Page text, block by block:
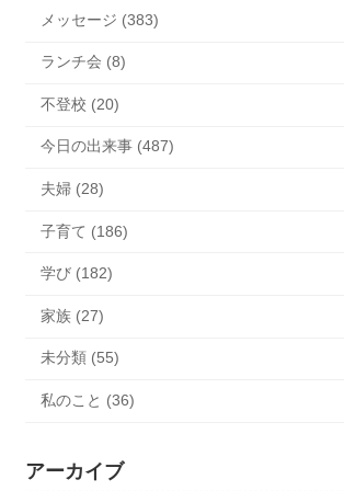
メッセージ (383)
ランチ会 (8)
不登校 (20)
今日の出来事 (487)
夫婦 (28)
子育て (186)
学び (182)
家族 (27)
未分類 (55)
私のこと (36)
アーカイブ